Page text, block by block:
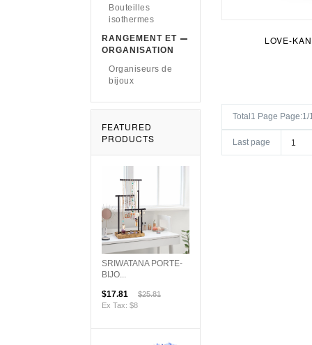
LOVE-
Total1 Page Page:1/
Last page
Bouteilles
isothermes
RANGEMENT ET
ORGANISATION
Organiseurs de
bijoux
FEATURED
PRODUCTS
SRIWATANA PORTE-
BIJO...
$17.81
$25.81
Ex Tax: $8